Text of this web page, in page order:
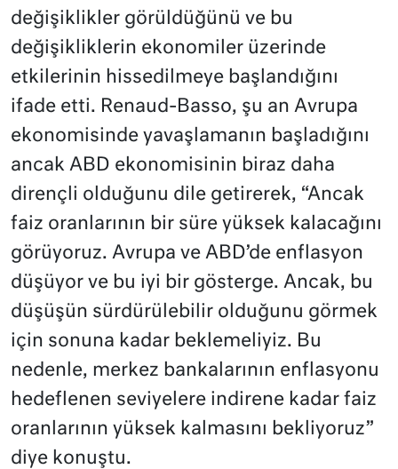
değişiklikler görüldüğünü ve bu
değişikliklerin ekonomiler üzerinde
etkilerinin hissedilmeye başlandığını
ifade etti. Renaud-Basso, şu an Avrupa
ekonomisinde yavaşlamanın başladığını
ancak ABD ekonomisinin biraz daha
dirençli olduğunu dile getirerek, “Ancak
faiz oranlarının bir süre yüksek kalacağını
görüyoruz. Avrupa ve ABD’de enflasyon
düşüyor ve bu iyi bir gösterge. Ancak, bu
düşüşün sürdürülebilir olduğunu görmek
için sonuna kadar beklemeliyiz. Bu
nedenle, merkez bankalarının enflasyonu
hedeflenen seviyelere indirene kadar faiz
oranlarının yüksek kalmasını bekliyoruz”
diye konuştu.